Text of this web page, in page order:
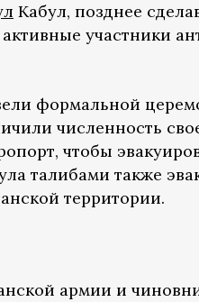
Кабул, позднее
участники
формальной
численность
чтобы
талибами также
территории.
армии и